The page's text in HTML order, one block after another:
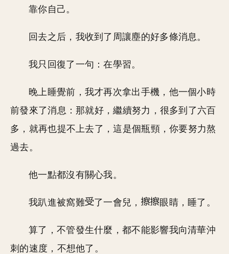
靠你自己。
回去之后，我收到了周讓塵的好多條消息。
我只回復了一句：在學習。
晚上睡覺前，我才再次拿出手機，他一個小時
前發來了消息：那就好，繼續努力，很多到了六百
多，就再也提不上去了，這是個瓶頸，你要努力熬
過去。
他一點都沒有關心我。
我趴進被窩難 了一會兒， 眼睛，睡了。
算了，不管發生什麼，都不能影響我向清華沖
刺的速度，不想他了。